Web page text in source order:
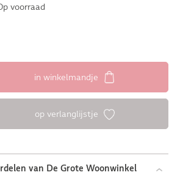
voorraad
in winkelmandje
op verlanglijstje
van De Grote Woonwinkel